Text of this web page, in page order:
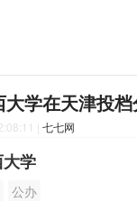
学在天津投
| 七七网
学
公办